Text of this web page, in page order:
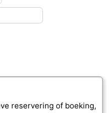
reservering of boeking,